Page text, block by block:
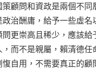
顧問和資政是兩個不同
治酬庸，給予一些虛名
更崇高且稀少，應該給
而不是親屬，賴清德任
自用，不需要真正的顧